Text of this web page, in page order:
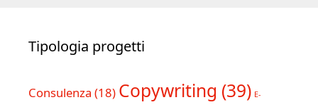
Tipologia progetti
Consulenza (18) Copywriting (39) E-